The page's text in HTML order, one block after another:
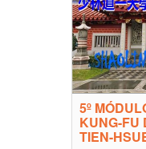
5º
KUNG-FU
TIEN-